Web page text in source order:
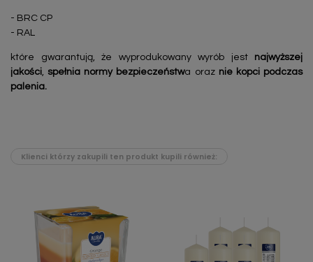
- BRC CP
- RAL
które gwarantują, że wyprodukowany wyrób jest najwyższej
jakości,spełnia normy bezpieczeństwa oraz nie kopci podczas
palenia.
Klienci którzy zakupili ten produkt kupili również: